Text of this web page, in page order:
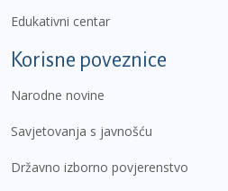
Edukativni centar
Korisne poveznice
Narodne novine
Savjetovanja s javnošću
Državno izborno povjerenstvo